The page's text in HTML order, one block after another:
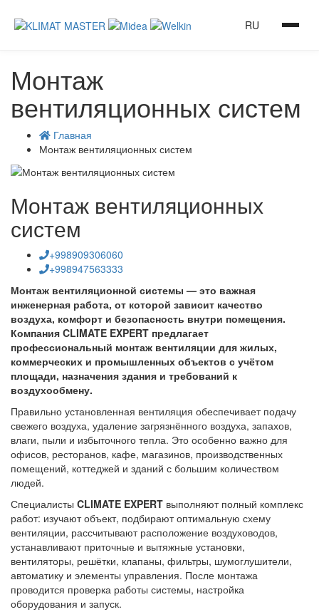
RU
Монтаж
вентиляционных систем
Главная
Монтаж вентиляционных систем
Монтаж вентиляционных
систем
+998909306060
+998947563333
Монтаж вентиляционной системы — это важная
инженерная работа, от которой зависит качество
воздуха, комфорт и безопасность внутри помещения.
Компания CLIMATE EXPERT предлагает
профессиональный монтаж вентиляции для жилых,
коммерческих и промышленных объектов с учётом
площади, назначения здания и требований к
воздухообмену.
Правильно установленная вентиляция обеспечивает подачу
свежего воздуха, удаление загрязнённого воздуха, запахов,
влаги, пыли и избыточного тепла. Это особенно важно для
офисов, ресторанов, кафе, магазинов, производственных
помещений, коттеджей и зданий с большим количеством
людей.
Специалисты CLIMATE EXPERT выполняют полный комплекс
работ: изучают объект, подбирают оптимальную схему
вентиляции, рассчитывают расположение воздуховодов,
устанавливают приточные и вытяжные установки,
вентиляторы, решётки, клапаны, фильтры, шумоглушители,
автоматику и элементы управления. После монтажа
проводится проверка работы системы, настройка
оборудования и запуск.